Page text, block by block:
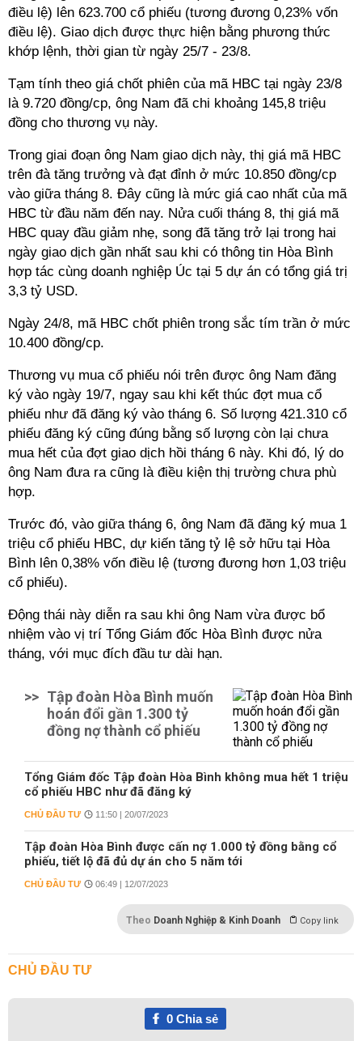
điều lệ) lên 623.700 cổ phiếu (tương đương 0,23% vốn
điều lệ). Giao dịch được thực hiện bằng phương thức
khớp lệnh, thời gian từ ngày 25/7 - 23/8.
Tạm tính theo giá chốt phiên của mã HBC tại ngày 23/8
là 9.720 đồng/cp, ông Nam đã chi khoảng 145,8 triệu
đồng cho thương vụ này.
Trong giai đoạn ông Nam giao dịch này, thị giá mã HBC
trên đà tăng trưởng và đạt đỉnh ở mức 10.850 đồng/cp
vào giữa tháng 8. Đây cũng là mức giá cao nhất của mã
HBC từ đầu năm đến nay. Nửa cuối tháng 8, thị giá mã
HBC quay đầu giảm nhẹ, song đã tăng trở lại trong hai
ngày giao dịch gần nhất sau khi có thông tin Hòa Bình
hợp tác cùng doanh nghiệp Úc tại 5 dự án có tổng giá trị
3,3 tỷ USD.
Ngày 24/8, mã HBC chốt phiên trong sắc tím trần ở mức
10.400 đồng/cp.
Thương vụ mua cổ phiếu nói trên được ông Nam đăng
ký vào ngày 19/7, ngay sau khi kết thúc đợt mua cổ
phiếu như đã đăng ký vào tháng 6. Số lượng 421.310 cổ
phiếu đăng ký cũng đúng bằng số lượng còn lại chưa
mua hết của đợt giao dịch hồi tháng 6 này. Khi đó, lý do
ông Nam đưa ra cũng là điều kiện thị trường chưa phù
hợp.
Trước đó, vào giữa tháng 6, ông Nam đã đăng ký mua 1
triệu cổ phiếu HBC, dự kiến tăng tỷ lệ sở hữu tại Hòa
Bình lên 0,38% vốn điều lệ (tương đương hơn 1,03 triệu
cổ phiếu).
Động thái này diễn ra sau khi ông Nam vừa được bổ
nhiệm vào vị trí Tổng Giám đốc Hòa Bình được nửa
tháng, với mục đích đầu tư dài hạn.
>> Tập đoàn Hòa Bình muốn
hoán đổi gần 1.300 tỷ
đồng nợ thành cổ phiếu
Tổng Giám đốc Tập đoàn Hòa Bình không mua hết 1 triệu
cổ phiếu HBC như đã đăng ký
CHỦ ĐẦU TƯ 11:50 | 20/07/2023
Tập đoàn Hòa Bình được cấn nợ 1.000 tỷ đồng bằng cổ
phiếu, tiết lộ đã đủ dự án cho 5 năm tới
CHỦ ĐẦU TƯ 06:49 | 12/07/2023
Theo Doanh Nghiệp & Kinh Doanh Copy link
CHỦ ĐẦU TƯ
0Chia sẻ